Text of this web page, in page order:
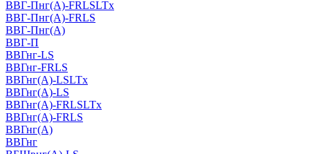
ВВГ-Пнг(А)-FRLSLTx
ВВГ-Пнг(А)-FRLS
ВВГ-Пнг(А)
ВВГ-П
ВВГнг-LS
ВВГнг-FRLS
ВВГнг(А)-LSLTx
ВВГнг(А)-LS
ВВГнг(А)-FRLSLTx
ВВГнг(А)-FRLS
ВВГнг(А)
ВВГнг